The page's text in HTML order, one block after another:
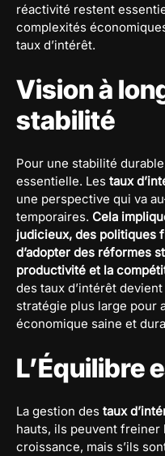
réactivité restent
complexités
taux d’intérêt.
Vision à
stabilité
Pour une stabilité
essentielle. Les taux
une perspective qui va
temporaires. Cela
judicieux, des politiques
d’adopter des réformes
productivité et la
des taux d’intérêt
stratégie plus large pour
économique saine et
L’Équilibre
La gestion des taux
hauts, ils peuvent freiner
croissance, mais s’ils